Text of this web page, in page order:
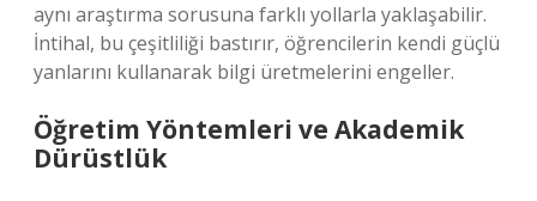
aynı araştırma sorusuna farklı yollarla yaklaşabilir.
İntihal, bu çeşitliliği bastırır, öğrencilerin kendi güçlü
yanlarını kullanarak bilgi üretmelerini engeller.
Öğretim Yöntemleri ve Akademik
Dürüstlük